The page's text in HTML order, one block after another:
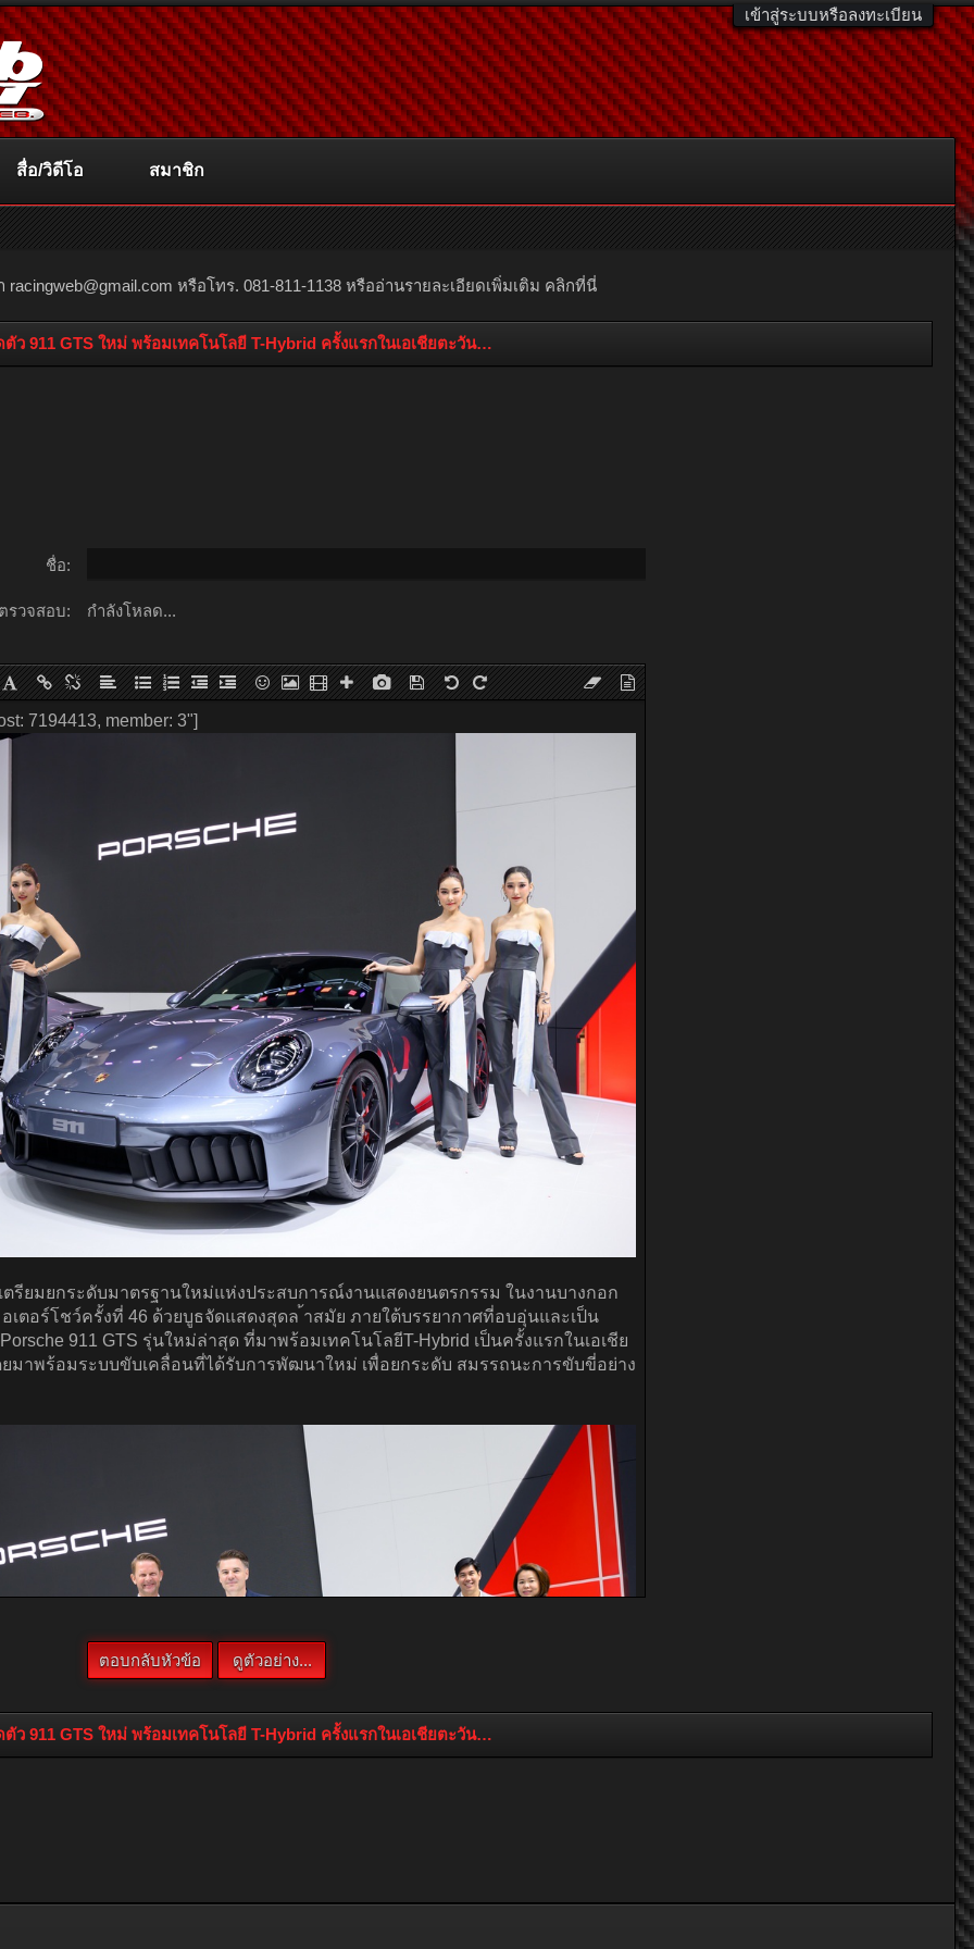
เข้าสู่ระบบหรือลงทะเบียน
racingweb@gmail.com หรือโทร. 081-811-1138 หรืออ่านรายละเอียดเพิ่มเติม คลิกที่นี่
ว 911 GTS ใหม่ พร้อมเทคโนโลยี T-Hybrid ครั้งแรกในเอเชียตะวันออกเฉียงใต้
ชื่อ:
รวจสอบ: กำลังโหลด...
ว 911 GTS ใหม่ พร้อมเทคโนโลยี T-Hybrid ครั้งแรกในเอเชียตะวันออกเฉียงใต้
สื่อ/วิดีโอ สมาชิก